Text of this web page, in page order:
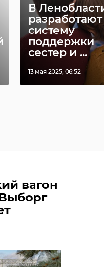
В
разработают
систему
поддержки
сестер и ...
13 мая 2025, 06:52
вагон